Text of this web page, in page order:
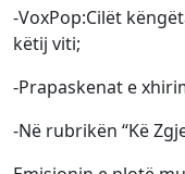
-VoxPop:Cilët
këtij viti;
-Prapaskenat e
-Në rubrikën “Kë